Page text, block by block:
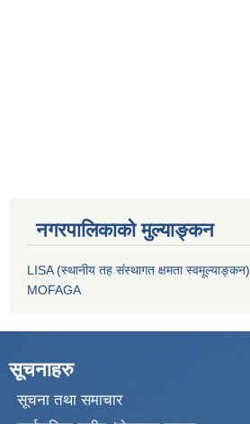
नगरपालिकाको मुल्याङ्कन
LISA (स्थानीय तह संस्थागत क्षमता स्वमूल्याङ्कन)
MOFAGA
सूचनाहरु
सूचना तथा समाचार